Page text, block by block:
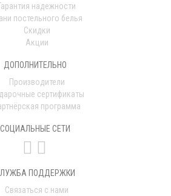
надежности
постельного белья
Скидки
Акции
ДОПОЛНИТЕЛЬНО
Производители
сертификаты
программа
СОЦИАЛЬНЫЕ СЕТИ
ПОДДЕРЖКИ
Связаться с нами